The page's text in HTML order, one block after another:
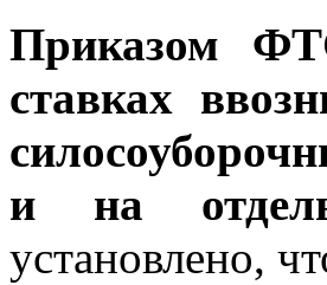
Приказом
ставках
и на
установлено,